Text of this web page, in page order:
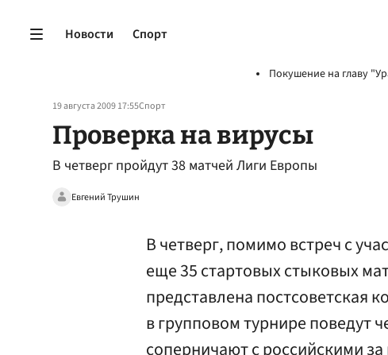
Новости Спорт
Покушение на главу
19 августа 2009 17:55Спорт
Проверка на вирусы
В четверг пройдут 38 матчей Лиги Европы
Евгений Трушин
В четверг, помимо встреч с
еще 35 стартовых стыковых
представлена постсоветская
в групповом турнире поведут
соперничают с российскими